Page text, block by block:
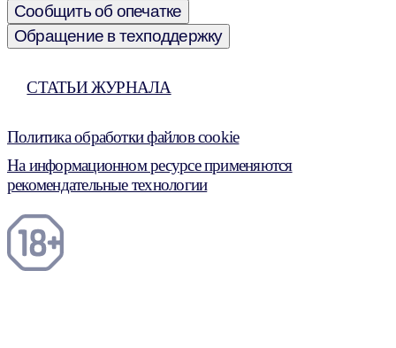
Сообщить об опечатке
Обращение в техподдержку
СТАТЬИ ЖУРНАЛА
Политика обработки файлов cookie
На информационном ресурсе применяются
рекомендательные технологии